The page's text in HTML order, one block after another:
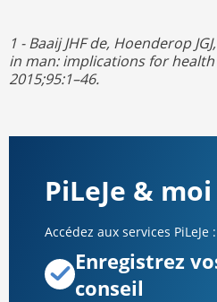
1 - Baaij JHF de, Hoenderop
in man: implications for health
2015;95:1–46.
PiLeJe & moi
Accédez aux services PiLeJe :
Enregistrez
conseil